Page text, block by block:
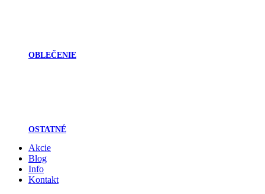
OBLEČENIE
OSTATNÉ
Akcie
Blog
Info
Kontakt